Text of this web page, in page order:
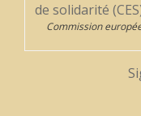
de solidarité
Commission